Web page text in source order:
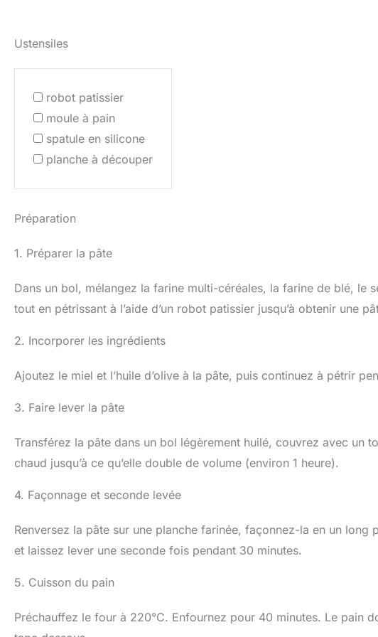
Ustensiles
robot patissier
moule à pain
spatule en silicone
planche à découper
Préparation
1. Préparer la pâte
Dans un bol, mélangez la farine multi-céréales, la farine de blé, le
tout en pétrissant à l’aide d’un robot patissier jusqu’à obtenir une
2. Incorporer les ingrédients
Ajoutez le miel et l’huile d’olive à la pâte, puis continuez à pétrir
3. Faire lever la pâte
Transférez la pâte dans un bol légèrement huilé, couvrez avec un
chaud jusqu’à ce qu’elle double de volume (environ 1 heure).
4. Façonnage et seconde levée
Renversez la pâte sur une planche farinée, façonnez-la en un
et laissez lever une seconde fois pendant 30 minutes.
5. Cuisson du pain
Préchauffez le four à 220°C. Enfournez pour 40 minutes. Le pain